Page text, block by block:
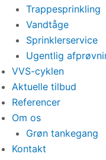
Trappesprinkling
Vandtåge
Sprinklerservice
Ugentlig
VVS-cyklen
Aktuelle tilbud
Referencer
Om os
Grøn tankegang
Kontakt